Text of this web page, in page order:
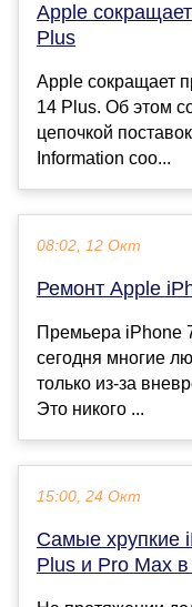
Apple
Plus
Apple сокращает
14 Plus. Об этом
цепочкой
Information соо...
08:02, 12 Окт
Ремонт Apple
Премьера iPhone
сегодня многие
только из-за
Это никого ...
15:00, 24 Окт
Самые хрупкие
Plus и Pro Max